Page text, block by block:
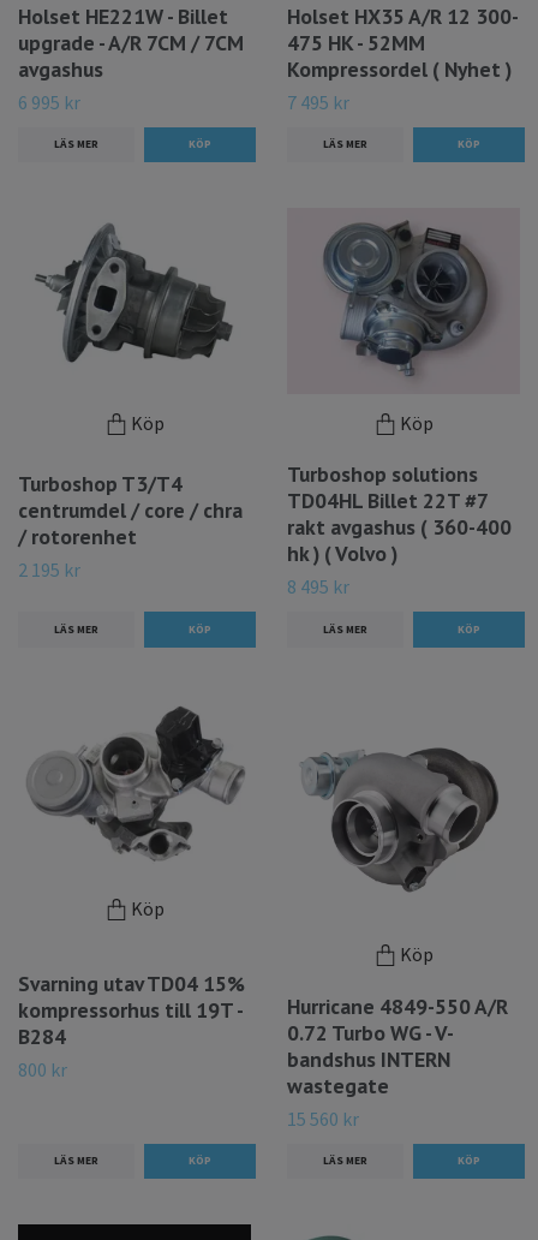
Holset HE221W - Billet
upgrade - A/R 7CM / 7CM
avgashus
6 995 kr
LÄS MER
Holset HX35 A/R 12 300-
475 HK - 52MM
Kompressordel ( Nyhet )
7 495 kr
LÄS MER
Köp
Turboshop T3/T4
centrumdel / core / chra
/ rotorenhet
2 195 kr
LÄS MER
Köp
Turboshop solutions
TD04HL Billet 22T #7
rakt avgashus ( 360-400
hk ) ( Volvo )
8 495 kr
LÄS MER
Köp
Svarning utav TD04 15%
kompressorhus till 19T -
B284
800 kr
LÄS MER
Köp
Hurricane 4849-550 A/R
0.72 Turbo WG - V-
bandshus INTERN
wastegate
15 560 kr
LÄS MER